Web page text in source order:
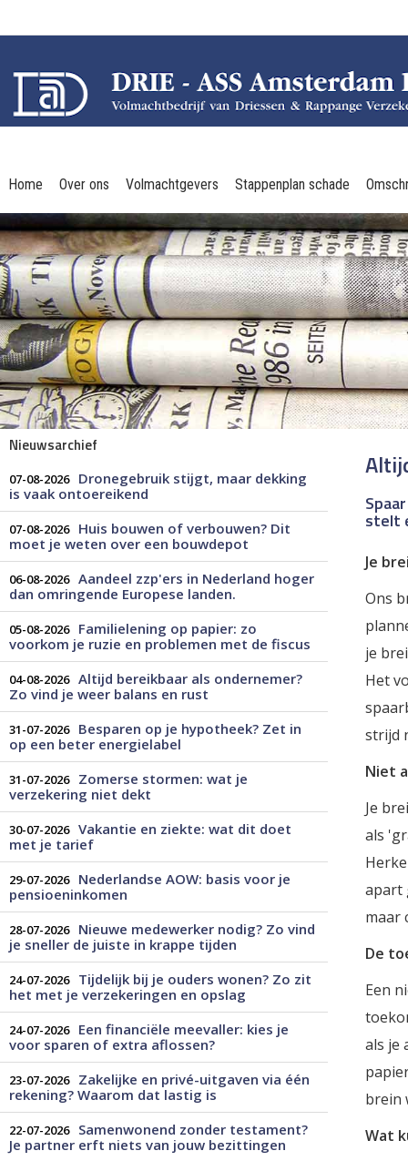
Home Over ons Volmachtgevers Stappenplan schade
Nieuwsarchief
07-08-2026
Dronegebruik stijgt, maar dekking
is vaak ontoereikend
07-08-2026
Huis bouwen of verbouwen? Dit
moet je weten over een bouwdepot
06-08-2026 Aandeel zzp'ers in Nederland hoger
dan omringende Europese landen.
05-08-2026
Familielening op papier: zo
voorkom je ruzie en problemen met de fiscus
04-08-2026 Altijd bereikbaar als ondernemer?
Zo vind je weer balans en rust
31-07-2026
Besparen op je hypotheek? Zet in
op een beter energielabel
31-07-2026
Zomerse stormen: wat je
verzekering niet dekt
30-07-2026 Vakantie en ziekte: wat dit doet
met je tarief
29-07-2026
Nederlandse AOW: basis voor je
pensioeninkomen
28-07-2026
Nieuwe medewerker nodig? Zo vind
je sneller de juiste in krappe tijden
24-07-2026
Tijdelijk bij je ouders wonen? Zo zit
het met je verzekeringen en opslag
24-07-2026
Een financiële meevaller: kies je
voor sparen of extra aflossen?
23-07-2026
Zakelijke en privé-uitgaven via één
rekening? Waarom dat lastig is
22-07-2026
Samenwonend zonder testament?
Je partner erft niets van jouw bezittingen
stelt
Je
Ons
je
Het
strijd
Niet
Je
als
apart
maar
De
Een
als je
brein
Wat